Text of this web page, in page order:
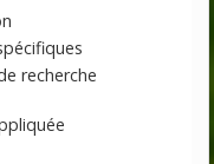
recherche